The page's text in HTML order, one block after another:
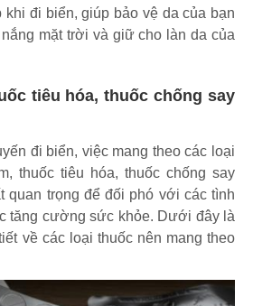
đi biển, giúp bảo vệ da của bạn
mặt trời và giữ cho làn da của
tiêu hóa, thuốc chống say
đi biển, việc mang theo các loại
thuốc tiêu hóa, thuốc chống say
quan trọng để đối phó với các tình
tăng cường sức khỏe. Dưới đây là
về các loại thuốc nên mang theo